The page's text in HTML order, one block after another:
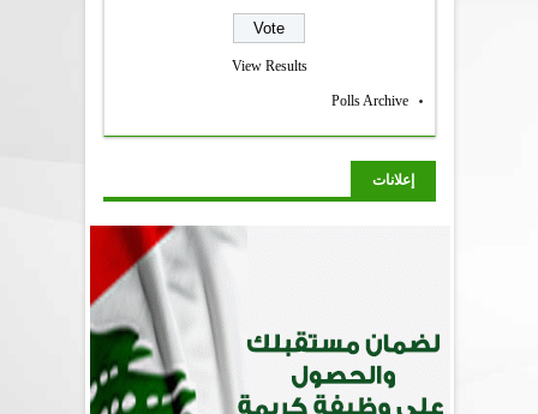
View Results
Polls Archive
إعلانات